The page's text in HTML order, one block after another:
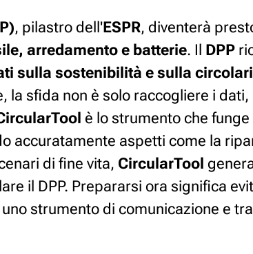
, pilastro dell'ESPR, diventerà
arredamento e batterie. Il DPP
sulla sostenibilità e sulla
la sfida non è solo raccogliere i dati,
è lo strumento che
accuratamente aspetti come la
di fine vita, CircularTool
il DPP. Prepararsi ora significa
strumento di comunicazione e